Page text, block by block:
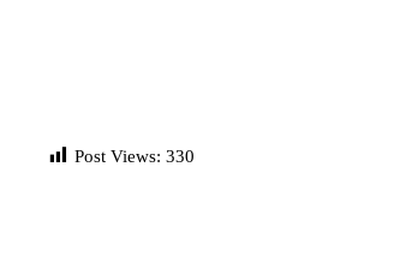
Post Views: 330